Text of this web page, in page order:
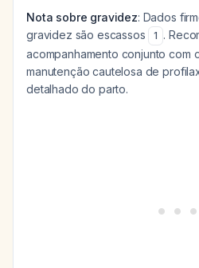
Nota sobre gravidez: Dados
gravidez são escassos
1 .
acompanhamento conjunto com
manutenção cautelosa de
detalhado do parto.